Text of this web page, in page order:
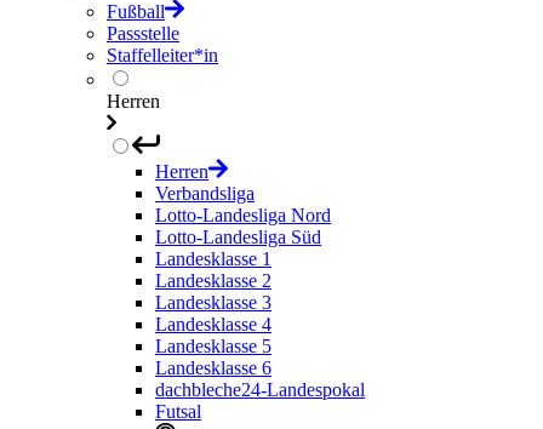
Fußball
Passstelle
Staffelleiter*in
Herren
Herren
Verbandsliga
Lotto-Landesliga Nord
Lotto-Landesliga Süd
Landesklasse 1
Landesklasse 2
Landesklasse 3
Landesklasse 4
Landesklasse 5
Landesklasse 6
dachbleche24-Landespokal
Futsal